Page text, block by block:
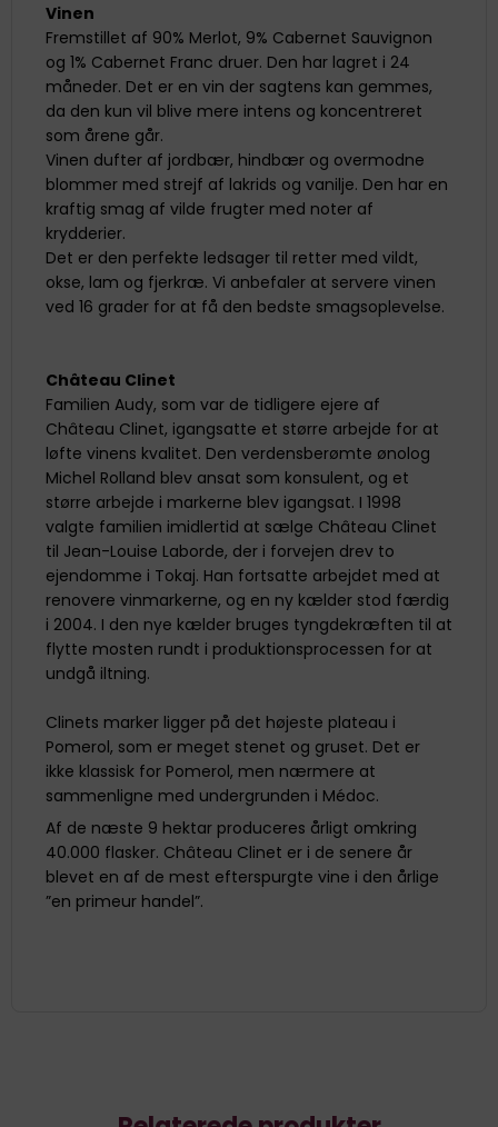
Vinen
Fremstillet af 90% Merlot, 9% Cabernet Sauvignon
og 1% Cabernet Franc druer. Den har lagret i 24
måneder. Det er en vin der sagtens kan gemmes,
da den kun vil blive mere intens og koncentreret
som årene går.
Vinen dufter af jordbær, hindbær og overmodne
blommer med strejf af lakrids og vanilje. Den har en
kraftig smag af vilde frugter med noter af
krydderier.
Det er den perfekte ledsager til retter med vildt,
okse, lam og fjerkræ. Vi anbefaler at servere vinen
ved 16 grader for at få den bedste smagsoplevelse.
Château Clinet
Familien Audy, som var de tidligere ejere af
Château Clinet, igangsatte et større arbejde for at
løfte vinens kvalitet. Den verdensberømte ønolog
Michel Rolland blev ansat som konsulent, og et
større arbejde i markerne blev igangsat. I 1998
valgte familien imidlertid at sælge Château Clinet
til Jean-Louise Laborde, der i forvejen drev to
ejendomme i Tokaj. Han fortsatte arbejdet med at
renovere vinmarkerne, og en ny kælder stod færdig
i 2004. I den nye kælder bruges tyngdekræften til at
flytte mosten rundt i produktionsprocessen for at
undgå iltning.
Clinets marker ligger på det højeste plateau i
Pomerol, som er meget stenet og gruset. Det er
ikke klassisk for Pomerol, men nærmere at
sammenligne med undergrunden i Médoc.
Af de næste 9 hektar produceres årligt omkring
40.000 flasker. Château Clinet er i de senere år
blevet en af de mest efterspurgte vine i den årlige
”en primeur handel”.